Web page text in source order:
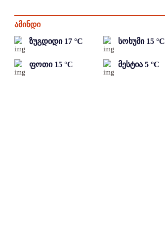
ამინდი
ზუგდიდი 17 °C სოხუმი 15 °C
ფოთი 15 °C მესტია 5 °C